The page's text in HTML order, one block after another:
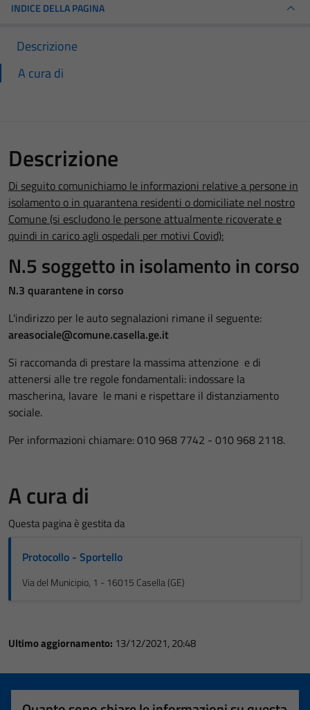
INDICE DELLA PAGINA
Descrizione
A cura di
Descrizione
Di seguito comunichiamo le informazioni relative a persone in
isolamento o in quarantena residenti o domiciliate nel nostro
Comune (si escludono le persone attualmente ricoverate e
quindi in carico agli ospedali per motivi Covid):
N.5 soggetto in isolamento in corso
N.3 quarantene in corso
L'indirizzo per le auto segnalazioni rimane il seguente:
areasociale@comune.casella.ge.it
Si raccomanda di prestare la massima attenzione e di
attenersi alle tre regole fondamentali: indossare la
mascherina, lavare le mani e rispettare il distanziamento
sociale.
Per informazioni chiamare: 010 968 7742 - 010 968 2118.
A cura di
Questa pagina è gestita da
Protocollo - Sportello
Via del Municipio, 1 - 16015 Casella (GE)
Ultimo aggiornamento: 13/12/2021, 20:48